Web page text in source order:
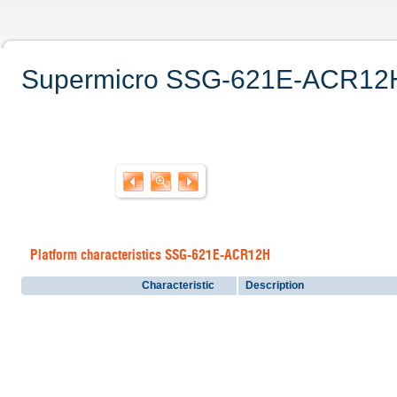
Supermicro SSG-621E-
Platform characteristics SSG-621E-ACR12H
Characteristic Description